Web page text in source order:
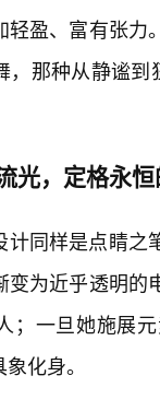
轻盈、富有张
，那种从静谧
光，定格永
计同样是点睛
变为近乎透明
；一旦她施展
化身。